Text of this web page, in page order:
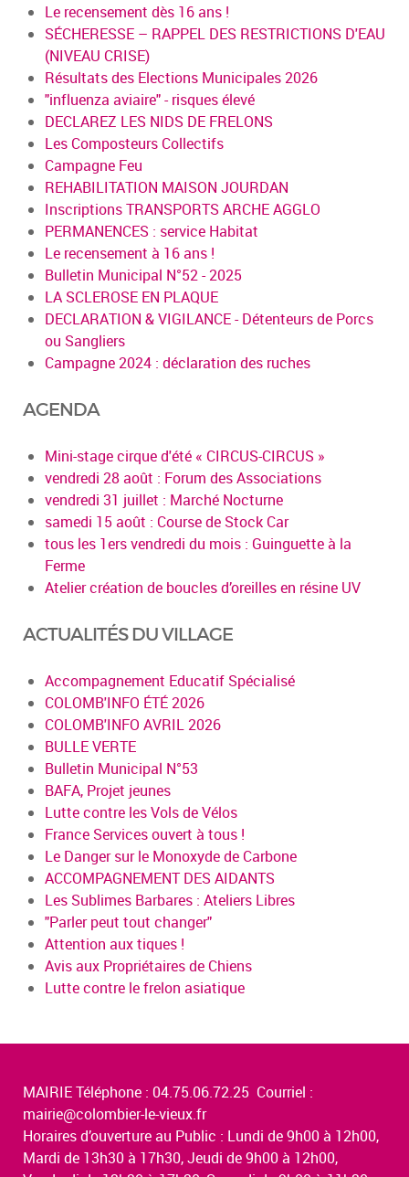
Le recensement dès 16 ans !
SÉCHERESSE – RAPPEL DES RESTRICTIONS D'EAU
(NIVEAU CRISE)
Résultats des Elections Municipales 2026
"influenza aviaire" - risques élevé
DECLAREZ LES NIDS DE FRELONS
Les Composteurs Collectifs
Campagne Feu
REHABILITATION MAISON JOURDAN
Inscriptions TRANSPORTS ARCHE AGGLO
PERMANENCES : service Habitat
Le recensement à 16 ans !
Bulletin Municipal N°52 - 2025
LA SCLEROSE EN PLAQUE
DECLARATION & VIGILANCE - Détenteurs de Porcs
ou Sangliers
Campagne 2024 : déclaration des ruches
AGENDA
Mini-stage cirque d'été « CIRCUS-CIRCUS »
vendredi 28 août : Forum des Associations
vendredi 31 juillet : Marché Nocturne
samedi 15 août : Course de Stock Car
tous les 1ers vendredi du mois : Guinguette à la
Ferme
Atelier création de boucles d’oreilles en résine UV
ACTUALITÉS DU VILLAGE
Accompagnement Educatif Spécialisé
COLOMB'INFO ÉTÉ 2026
COLOMB'INFO AVRIL 2026
BULLE VERTE
Bulletin Municipal N°53
BAFA, Projet jeunes
Lutte contre les Vols de Vélos
France Services ouvert à tous !
Le Danger sur le Monoxyde de Carbone
ACCOMPAGNEMENT DES AIDANTS
Les Sublimes Barbares : Ateliers Libres
"Parler peut tout changer"
Attention aux tiques !
Avis aux Propriétaires de Chiens
Lutte contre le frelon asiatique
MAIRIE Téléphone : 04.75.06.72.25 Courriel :
mairie@colombier-le-vieux.fr
Horaires d’ouverture au Public : Lundi de 9h00 à 12h00,
Mardi de 13h30 à 17h30, Jeudi de 9h00 à 12h00,